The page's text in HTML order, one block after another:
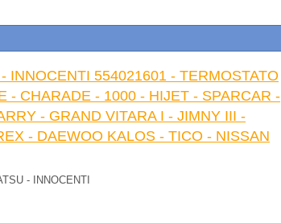
INNOCENTI 554021601 - TERMOSTATO
- CHARADE - 1000 - HIJET - SPARCAR -
- GRAND VITARA I - JIMNY III -
- DAEWOO KALOS - TICO - NISSAN
- INNOCENTI